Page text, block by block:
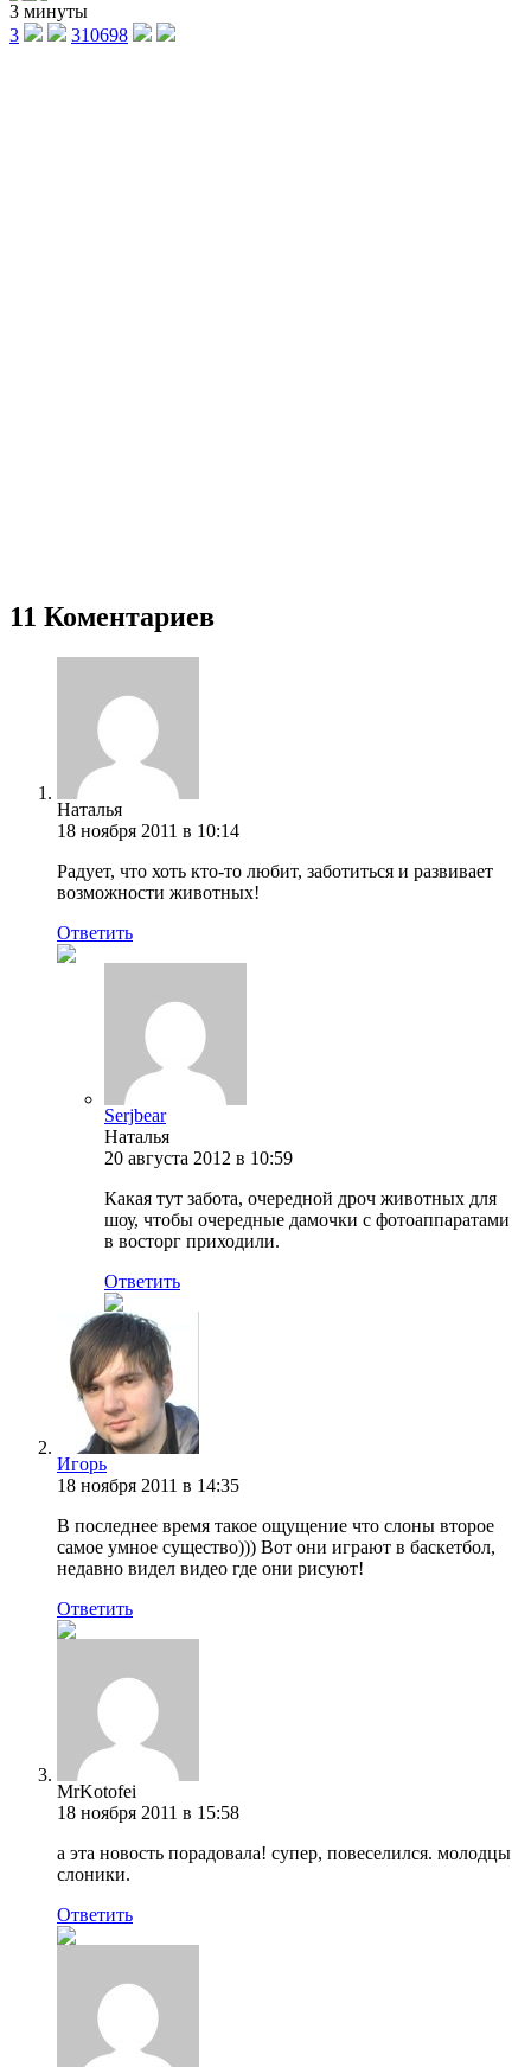
3 минуты
3
310698
11 Коментариев
Наталья
18 ноября 2011 в 10:14
Радует, что хоть кто-то любит, заботиться и развивает
возможности животных!
Ответить
Serjbear
Наталья
20 августа 2012 в 10:59
Какая тут забота, очередной дроч животных для
шоу, чтобы очередные дамочки с фотоаппаратами
в восторг приходили.
Ответить
Игорь
18 ноября 2011 в 14:35
В последнее время такое ощущение что слоны второе
самое умное существо))) Вот они играют в баскетбол,
недавно видел видео где они рисуют!
Ответить
MrKotofei
18 ноября 2011 в 15:58
а эта новость порадовала! супер, повеселился. молодцы
слоники.
Ответить